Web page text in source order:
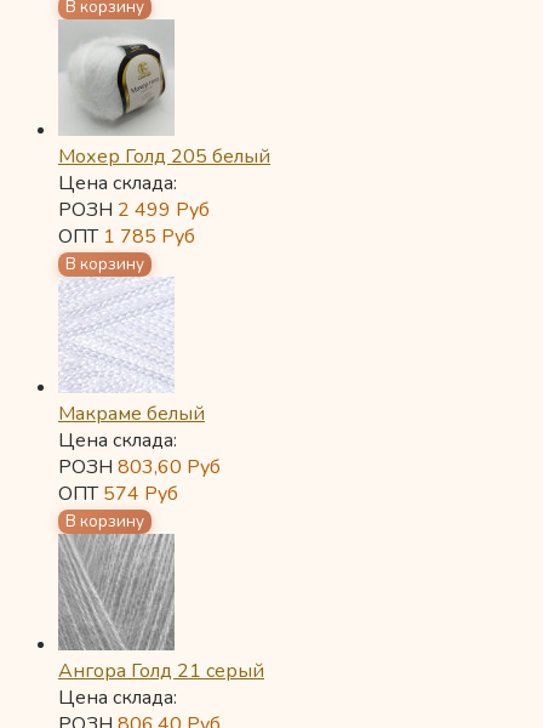
Мохер Голд 205 белый
Цена склада:
РОЗН 2 499 Руб
ОПТ 1 785 Руб
Макраме белый
Цена склада:
РОЗН 803,60 Руб
ОПТ574 Руб
Ангора Голд 21 серый
Цена склада: